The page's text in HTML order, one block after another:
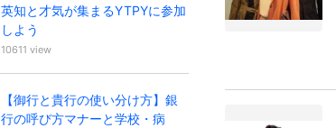
英知と才気が集まるYTPYに参加
しよう
10611 view
【御行と貴行の使い分け方】銀
行の呼び方マナーと学校・病